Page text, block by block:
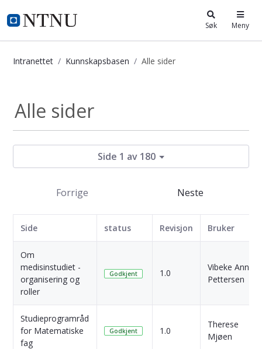
i.ntnu.no Søk Meny
Intranettet Kunnskapsbasen Alle sider
Alle sider
Side 1 av 180
Forrige Neste
Side status Revisjon Bruker
Om
medisinstudiet -
organisering og
roller
Godkjent 1.0
Vibeke Ann
Pettersen
Studieprogramråd
for Matematiske
fag
Godkjent 1.0
Therese
Mjøen